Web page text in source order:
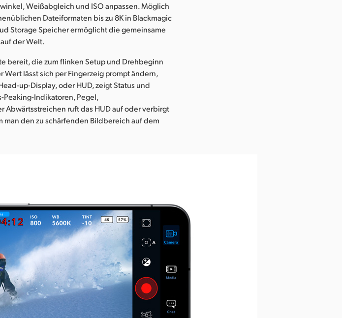
Weißabgleich und ISO anpassen. Möglich
Dateiformaten bis zu 8K in Blackmagic
Storage Speicher ermöglicht die gemeinsame
der Welt.
bereit, die zum flinken Setup und Drehbeginn
lässt sich per Fingerzeig prompt ändern,
up-Display, oder HUD, zeigt Status und
Peaking-Indikatoren, Pegel,
Abwärtsstreichen ruft das HUD auf oder verbirgt
man den zu schärfenden Bildbereich auf dem